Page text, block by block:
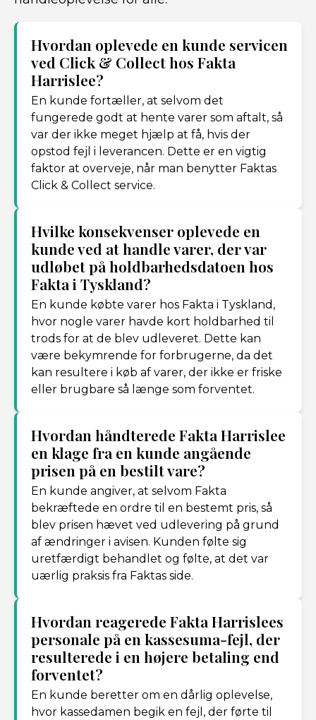
Hvordan oplevede en kunde servicen
ved Click & Collect hos Fakta
Harrislee?
En kunde fortæller, at selvom det
fungerede godt at hente varer som aftalt, så
var der ikke meget hjælp at få, hvis der
opstod fejl i leverancen. Dette er en vigtig
faktor at overveje, når man benytter Faktas
Click & Collect service.
Hvilke konsekvenser oplevede en
kunde ved at handle varer, der var
udløbet på holdbarhedsdatoen hos
Fakta i Tyskland?
En kunde købte varer hos Fakta i Tyskland,
hvor nogle varer havde kort holdbarhed til
trods for at de blev udleveret. Dette kan
være bekymrende for forbrugerne, da det
kan resultere i køb af varer, der ikke er friske
eller brugbare så længe som forventet.
Hvordan håndterede Fakta Harrislee
en klage fra en kunde angående
prisen på en bestilt vare?
En kunde angiver, at selvom Fakta
bekræftede en ordre til en bestemt pris, så
blev prisen hævet ved udlevering på grund
af ændringer i avisen. Kunden følte sig
uretfærdigt behandlet og følte, at det var
uærlig praksis fra Faktas side.
Hvordan reagerede Fakta Harrislees
personale på en kassesuma-fejl, der
resulterede i en højere betaling end
forventet?
En kunde beretter om en dårlig oplevelse,
hvor kassedamen begik en fejl, der førte til